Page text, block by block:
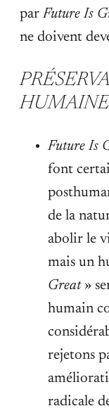
parFuture Is
ne doivent
HUMAINE
Future Is
font
de la
abolir le
mais un
Great»
humain
rejetons
radicale